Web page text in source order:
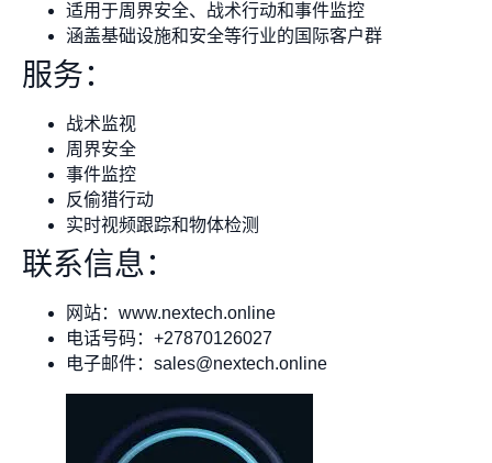
适用于周界安全、战术行动和事件监控
涵盖基础设施和安全等行业的国际客户群
服务：
战术监视
周界安全
事件监控
反偷猎行动
实时视频跟踪和物体检测
联系信息：
网站：www.nextech.online
电话号码：+27870126027
电子邮件： sales@nextech.online